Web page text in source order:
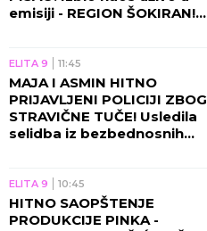
emisiji - REGION ŠOKIRAN!
ELITA 9 11:45
MAJA I ASMIN HITNO
PRIJAVLJENI POLICIJI ZBOG
STRAVIČNE TUČE! Usledila
selidba iz bezbednosnih
ELITA 9 10:45
HITNO SAOPŠTENJE
PRODUKCIJE PINKA -